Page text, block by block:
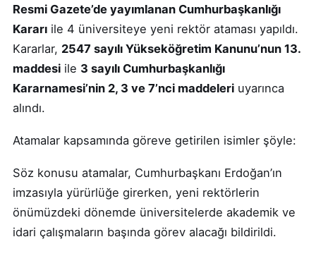
Resmi Gazete’de yayımlanan Cumhurbaşkanlığı
Kararı ile 4 üniversiteye yeni rektör ataması yapıldı.
Kararlar, 2547 sayılı Yükseköğretim Kanunu’nun 13.
maddesi ile 3 sayılı Cumhurbaşkanlığı
Kararnamesi’nin 2, 3 ve 7’nci maddeleri uyarınca
alındı.
Atamalar kapsamında göreve getirilen isimler şöyle:
Söz konusu atamalar, Cumhurbaşkanı Erdoğan’ın
imzasıyla yürürlüğe girerken, yeni rektörlerin
önümüzdeki dönemde üniversitelerde akademik ve
idari çalışmaların başında görev alacağı bildirildi.